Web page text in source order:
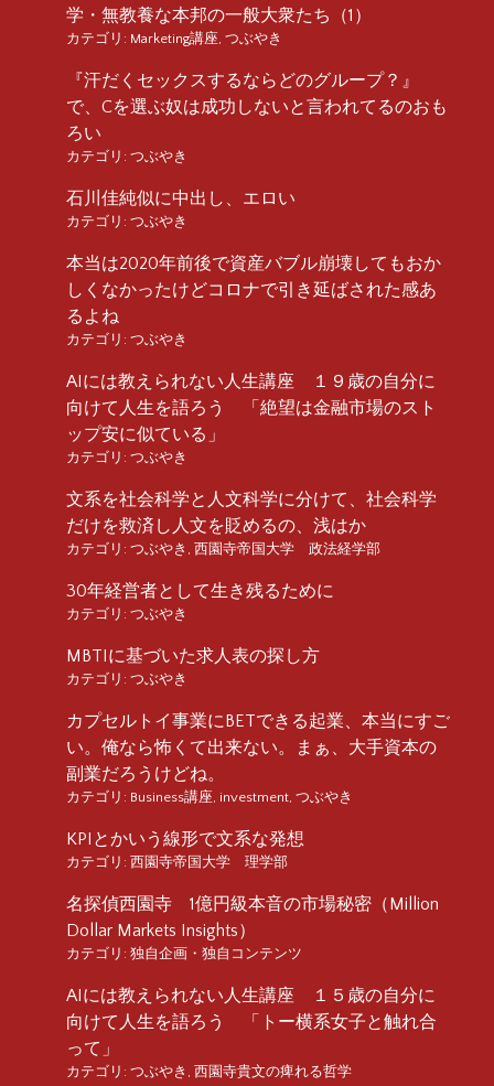
学・無教養な本邦の一般大衆たち（1）
カテゴリ: Marketing講座, つぶやき
『汗だくセックスするならどのグループ？』
で、Cを選ぶ奴は成功しないと言われてるのおも
ろい
カテゴリ: つぶやき
石川佳純似に中出し、エロい
カテゴリ: つぶやき
本当は2020年前後で資産バブル崩壊してもおか
しくなかったけどコロナで引き延ばされた感あ
るよね
カテゴリ: つぶやき
AIには教えられない人生講座 １９歳の自分に
向けて人生を語ろう 「絶望は金融市場のスト
ップ安に似ている」
カテゴリ: つぶやき
文系を社会科学と人文科学に分けて、社会科学
だけを救済し人文を貶めるの、浅はか
カテゴリ: つぶやき , 西園寺帝国大学 政法経学部
30年経営者として生き残るために
カテゴリ: つぶやき
MBTIに基づいた求人表の探し方
カテゴリ: つぶやき
カプセルトイ事業にBETできる起業、本当にすご
い。俺なら怖くて出来ない。まぁ、大手資本の
副業だろうけどね。
カテゴリ: Business講座, investment, つぶやき
KPIとかいう線形で文系な発想
カテゴリ: 西園寺帝国大学 理学部
名探偵西園寺 1億円級本音の市場秘密（Million
Dollar Markets Insights）
カテゴリ: 独自企画・独自コンテンツ
AIには教えられない人生講座 １５歳の自分に
向けて人生を語ろう 「トー横系女子と触れ合
って」
カテゴリ: つぶやき , 西園寺貴文の痺れる哲学